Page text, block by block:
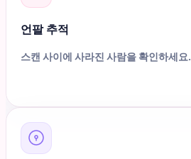
언팔 추적
스캔 사이에 사라진 사람을 확인하세요.